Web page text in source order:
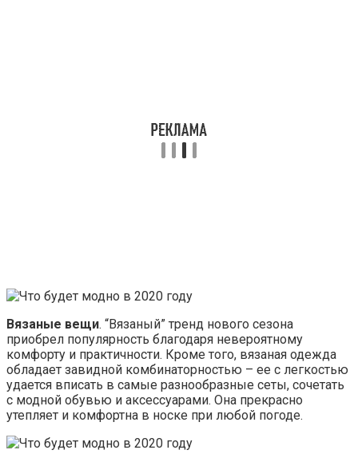
Вязаные вещи. “Вязаный” тренд нового сезона
приобрел популярность благодаря невероятному
комфорту и практичности. Кроме того, вязаная одежда
обладает завидной комбинаторностью – ее с легкостью
удается вписать в самые разнообразные сеты, сочетать
с модной обувью и аксессуарами. Она прекрасно
утепляет и комфортна в носке при любой погоде.